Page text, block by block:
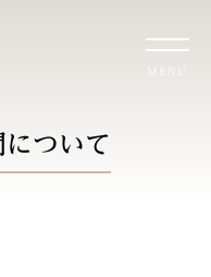
MENU
ついて